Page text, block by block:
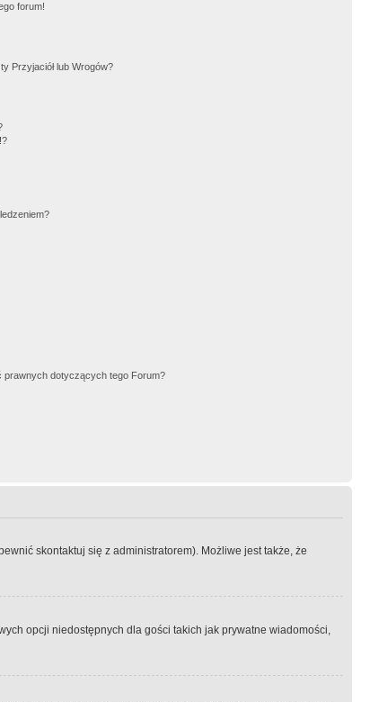
forum!
Przyjaciół lub Wrogów?
dotyczących tego Forum?
skontaktuj się z administratorem). Możliwe jest także, że
opcji niedostępnych dla gości takich jak prywatne wiadomości,